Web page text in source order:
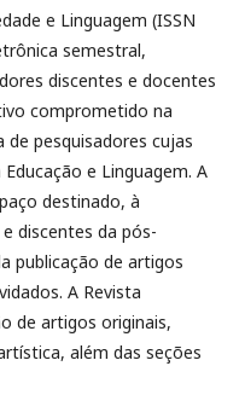
e Linguagem (ISSN
semestral,
discentes e docentes
comprometido na
de pesquisadores cujas
e Linguagem. A
destinado, à
discentes da pós-
publicação de artigos
A Revista
de artigos originais,
além das seções